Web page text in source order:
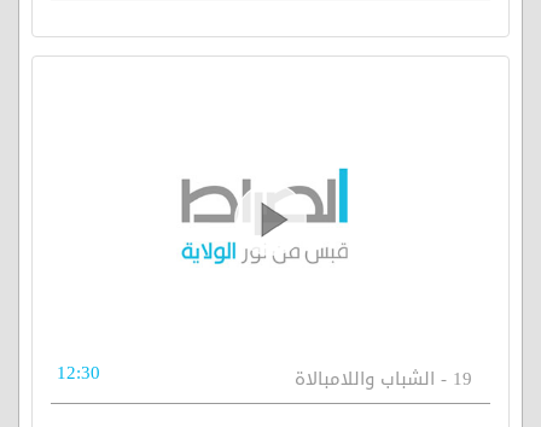
19 - الشباب واللامبالاة 12:30